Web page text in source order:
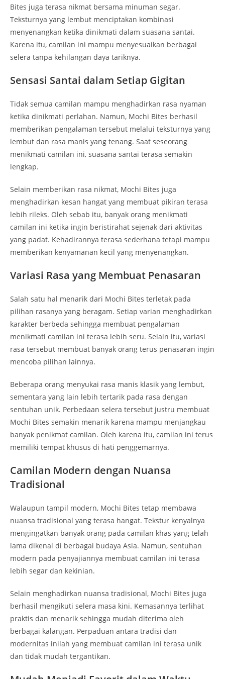
Bites juga terasa nikmat bersama minuman segar.
Teksturnya yang lembut menciptakan kombinasi
menyenangkan ketika dinikmati dalam suasana santai.
Karena itu, camilan ini mampu menyesuaikan berbagai
selera tanpa kehilangan daya tariknya.
Sensasi Santai dalam Setiap Gigitan
Tidak semua camilan mampu menghadirkan rasa nyaman
ketika dinikmati perlahan. Namun, Mochi Bites berhasil
memberikan pengalaman tersebut melalui teksturnya yang
lembut dan rasa manis yang tenang. Saat seseorang
menikmati camilan ini, suasana santai terasa semakin
lengkap.
Selain memberikan rasa nikmat, Mochi Bites juga
menghadirkan kesan hangat yang membuat pikiran terasa
lebih rileks. Oleh sebab itu, banyak orang menikmati
camilan ini ketika ingin beristirahat sejenak dari aktivitas
yang padat. Kehadirannya terasa sederhana tetapi mampu
memberikan kenyamanan kecil yang menyenangkan.
Variasi Rasa yang Membuat Penasaran
Salah satu hal menarik dari Mochi Bites terletak pada
pilihan rasanya yang beragam. Setiap varian menghadirkan
karakter berbeda sehingga membuat pengalaman
menikmati camilan ini terasa lebih seru. Selain itu, variasi
rasa tersebut membuat banyak orang terus penasaran ingin
mencoba pilihan lainnya.
Beberapa orang menyukai rasa manis klasik yang lembut,
sementara yang lain lebih tertarik pada rasa dengan
sentuhan unik. Perbedaan selera tersebut justru membuat
Mochi Bites semakin menarik karena mampu menjangkau
banyak penikmat camilan. Oleh karena itu, camilan ini terus
memiliki tempat khusus di hati penggemarnya.
Camilan Modern dengan Nuansa
Tradisional
Walaupun tampil modern, Mochi Bites tetap membawa
nuansa tradisional yang terasa hangat. Tekstur kenyalnya
mengingatkan banyak orang pada camilan khas yang telah
lama dikenal di berbagai budaya Asia. Namun, sentuhan
modern pada penyajiannya membuat camilan ini terasa
lebih segar dan kekinian.
Selain menghadirkan nuansa tradisional, Mochi Bites juga
berhasil mengikuti selera masa kini. Kemasannya terlihat
praktis dan menarik sehingga mudah diterima oleh
berbagai kalangan. Perpaduan antara tradisi dan
modernitas inilah yang membuat camilan ini terasa unik
dan tidak mudah tergantikan.